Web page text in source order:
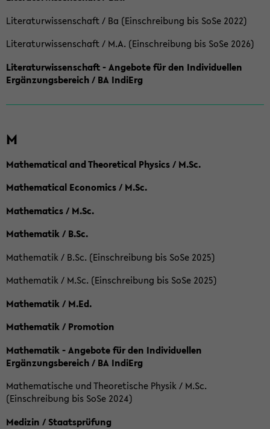
Literaturwissenschaft / Ba (Einschreibung bis SoSe 2022)
Literaturwissenschaft / M.A. (Einschreibung bis SoSe 2026)
Literaturwissenschaft - Angebote für den Individuellen
Ergänzungsbereich / BA IndiErg
M
Mathematical and Theoretical Physics / M.Sc.
Mathematical Economics / M.Sc.
Mathematics / M.Sc.
Mathematik / B.Sc.
Mathematik / B.Sc. (Einschreibung bis SoSe 2025)
Mathematik / M.Sc. (Einschreibung bis SoSe 2025)
Mathematik / M.Ed.
Mathematik / Promotion
Mathematik - Angebote für den Individuellen
Ergänzungsbereich / BA IndiErg
Mathematische und Theoretische Physik / M.Sc.
(Einschreibung bis SoSe 2024)
Medizin / Staatsprüfung